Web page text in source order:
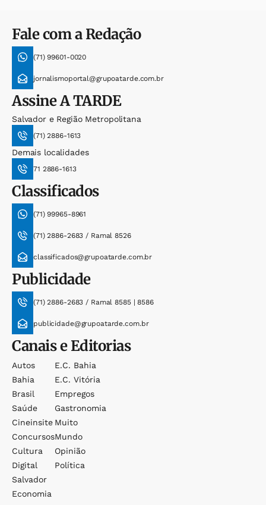
Fale com a Redação
(71) 99601-0020
jornalismoportal@grupoatarde.com.br
AssineA TARDE
Salvador e Região Metropolitana
(71) 2886-1613
Demais localidades
71 2886-1613
Classificados
(71) 99965-8961
(71) 2886-2683 / Ramal 8526
classificados@grupoatarde.com.br
Publicidade
(71) 2886-2683 / Ramal 8585 | 8586
publicidade@grupoatarde.com.br
Canais e Editorias
Autos
Bahia
Brasil
Saúde
Cineinsite
Concursos
Cultura
Digital
Salvador
Economia
E.c. Bahia
E.c. Vitória
Empregos
Gastronomia
Muito
Mundo
Opinião
Política